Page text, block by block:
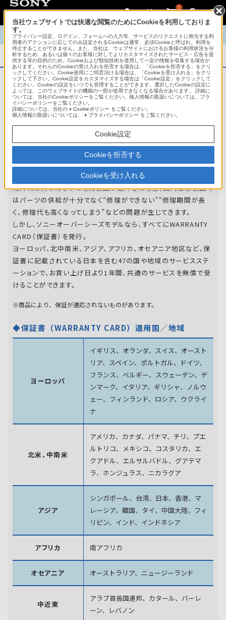
0
TOP 商品概要 商品情報 English 中文
商品概要
アフターサービス
オーバーシーズモデルは、いろいろな国
地域で共通の保証を実施しています。
世界47の国や地域で共通の保証サービスを実施し
ています。
海外にお持ちになった電気製品が故障した場合、国内仕様製品で
はパーツの供給が十分でなく“修理ができない”“修理期間が長
く、修理代も高くなってしまう”などの問題が生じてきます。
しかし、ソニーオーバーシーズモデルなら、すべてにWARRANTY
CARD（保証書）を発行。
ヨーロッパ、北中南米、アジア、アフリカ、オセアニア地区など、保
証書に記載されている日本を含む47の国や地域のサービスステ
ーションで、お買い上げ日より1年間、共通のサービスを無償で受
けることができます。
※商品により、保証が適応されないものがあります。
◆保証書（WARRANTY CARD）適用国／地域
ヨーロッパ
イギリス、オランダ、スイス、オースト
リア、スペイン、 ポルトガル、ドイツ、
フランス、ベルギー、スウェーデン、 デ
ンマーク、イタリア、ギリシャ、ノルウ
ェー、フィンランド、 ロシア、ウクライ
ナ
北米、中南米
アメリカ、カナダ、パナマ、チリ、プエ
ルトリコ、メキシコ、 コスタリカ、エ
クアドル、エルサルバドル、グアテマ
ラ、 ホンジュラス、ニカラグア
アジア
シンガポール、台湾、日本、香港、マ
レーシア、韓国、 タイ、中国大陸、フィ
リピン、インド、インドネシア
アフリカ 南アフリカ
オセアニア オーストラリア、ニュージーランド
中近東
アラブ首長国連邦、カタール、バーレ
ーン、レバノン
当社ウェブサイトでは快適な閲覧のためにCookieを利用しておりま
す。
プライバシー設定、ログイン、フォームへの入力等、サービスのリクエストに相当する利
用者のアクションに応じてのみ設定されるCookieは通常、必須Cookieと呼ばれ、利用を
停止することができません。また、当社は、ウェブサイトにおけるお客様の利用状況を分
析するため、あるいは個々のお客様に対してよりカスタマイズされたサービス・広告を提
供する等の目的のため、Cookieおよび類似技術を使用して一定の情報を収集する場合が
あります。それらのCookieの受け入れを拒否する場合は、「Cookieを拒否する」をクリ
ックしてください。Cookie使用にご同意頂ける場合は、「Cookieを受け入れる」をクリ
ックして下さい。Cookie設定をカスタマイズする場合は「Cookie設定」をクリックして
ください。Cookieの設定をいつでも管理することができます。選択したCookieの設定に
よっては、このウェブサイトの機能の一部が使用できなくなる場合があります。 詳細に
ついては、当社のCookieポリシーをご覧ください。個人情報の取扱いについては、プラ
イバシーポリシーをご覧ください。
詳細については、当社の
Cookieポリシー をご覧ください。
個人情報の取扱いについては、
プライバシーポリシー をご覧ください。
Cookie設定
Cookieを拒否する
Cookieを受け入れる